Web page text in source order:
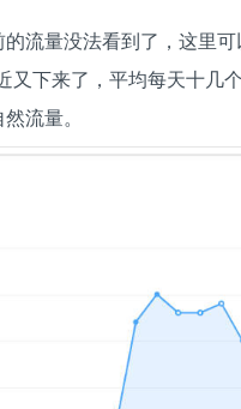
流量没法看到了，这里
下来了，平均每天十几
流量。